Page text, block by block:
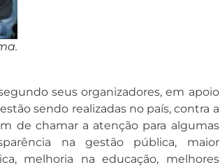
seus organizadores, em apoio
sendo realizadas no país, contra a
de chamar a atenção para algumas
na gestão pública, maior
melhoria na educação, melhores